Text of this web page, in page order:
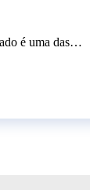
é uma das…